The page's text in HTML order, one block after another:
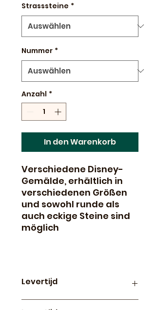
Strasssteine *
Nummer *
Anzahl *
In den Warenkorb
Verschiedene Disney-
Gemälde, erhältlich in
verschiedenen Größen
und sowohl runde als
auch eckige Steine sind
möglich
Levertijd